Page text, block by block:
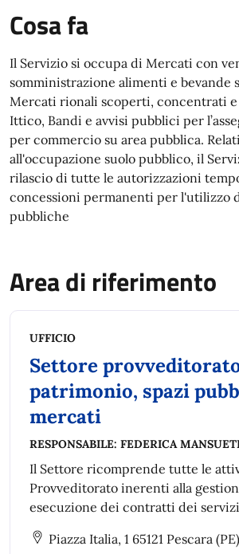
Cosa fa
Il Servizio si occupa di Mercati con
somministrazione alimenti e bevande
Mercati rionali scoperti, concentrati
Ittico, Bandi e avvisi pubblici per
per commercio su area pubblica.
all'occupazione suolo pubblico, il
rilascio di tutte le autorizzazioni
concessioni permanenti per l'utilizzo
pubbliche
Area di riferimento
UFFICIO
Settore
patrimonio, spazi
mercati
RESPONSABILE: FEDERICA
Il Settore ricomprende tutte le
Provveditorato inerenti alla
esecuzione dei contratti dei
assicurazione e brokeraggio,
guardiania.
Piazza Italia, 1 65121 Pescara (PE)